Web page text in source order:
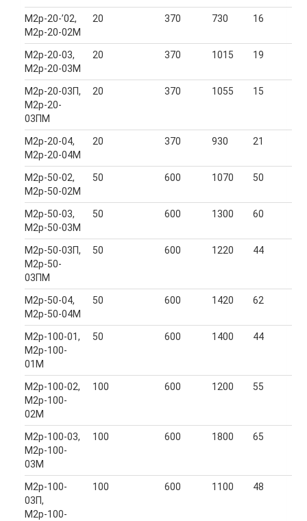
М2р-20-’02,
М2р-20-02М
20 370 730 16
М2р-20-03,
М2р-20-03М
20 370 1015 19
М2р-20-03П,
М2р-20-
03ПМ
20 370 1055 15
М2р-20-04,
М2р-20-04М
20 370 930 21
М2р-50-02,
М2р-50-02М
50 600 1070 50
М2р-50-03,
М2р-50-03М
50 600 1300 60
М2р-50-03П,
М2р-50-
03ПМ
50 600 1220 44
М2р-50-04,
М2р-50-04М
50 600 1420 62
М2р-100-01,
М2р-100-
01М
50 600 1400 44
М2р-100-02,
М2р-100-
02М
100 600 1200 55
М2р-100-03,
М2р-100-
03М
100 600 1800 65
М2р-100-
03П,
М2р-100-
100 600 1100 48